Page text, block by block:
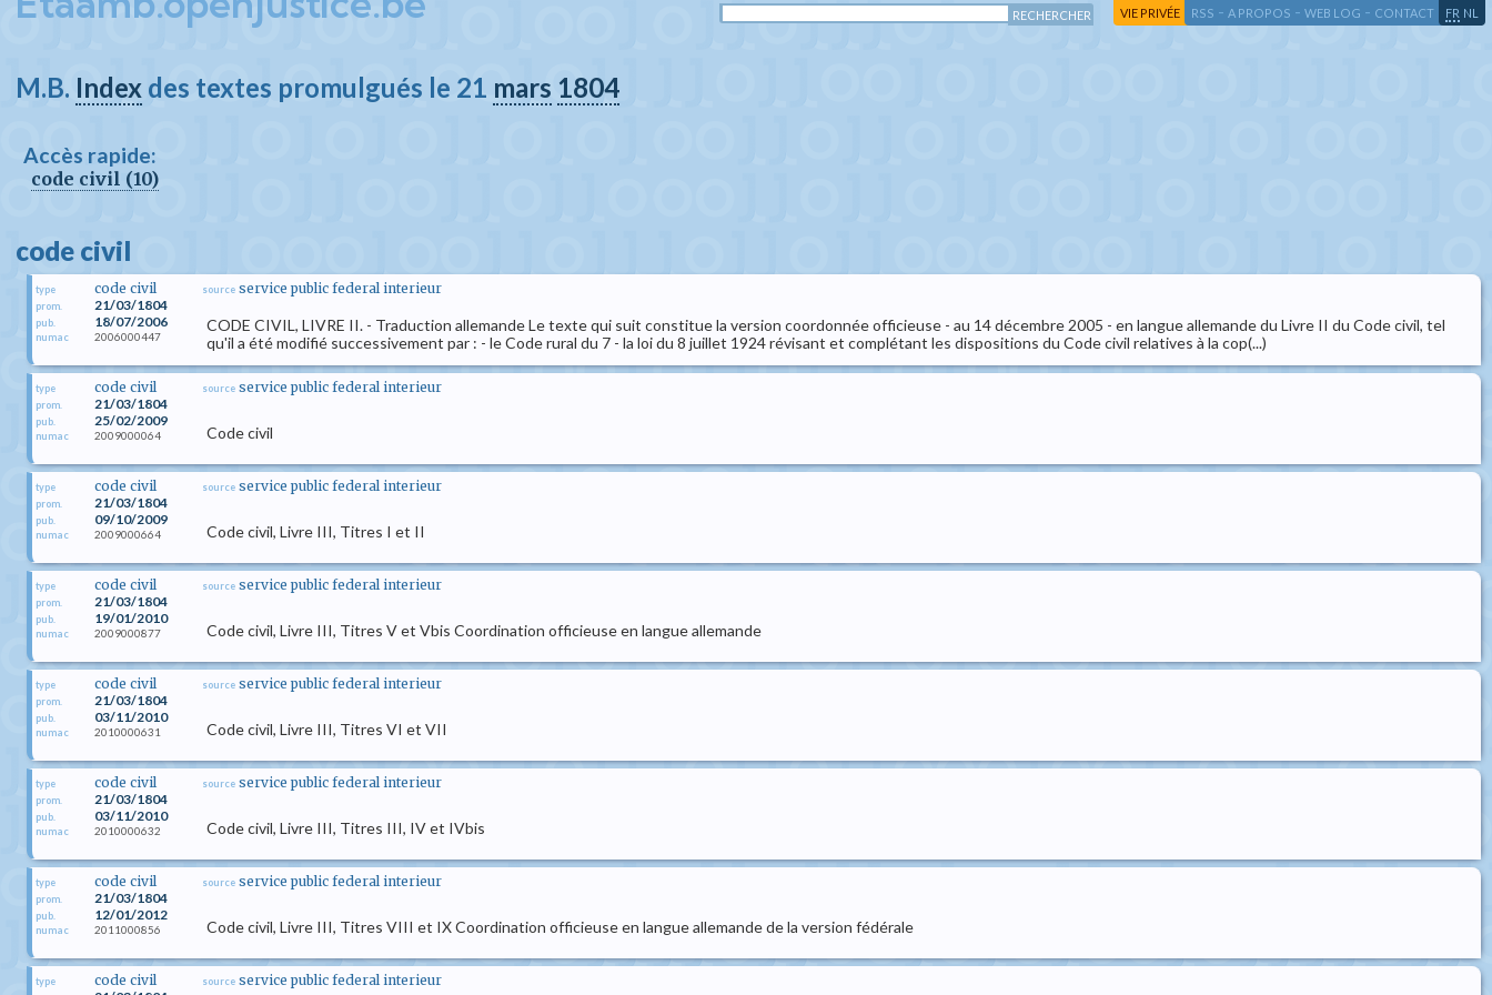
VIE PRIVÉE RSS - A PROPOS - WEB LOG - CONTACT FR NL
M.B. Index des textes promulgués le 21 mars 1804
Accès rapide:
code civil (10)
code civil
type code civil
prom. 21/03/1804
pub. 18/07/2006
numac 2006000447
source service public federal interieur
CODE CIVIL, LIVRE II. - Traduction allemande Le texte qui suit constitue la version coordonnée officieuse - au 14 décembre 2005 - en langue allemande du Livre II du Code civil, tel
qu'il a été modifié successivement par : - le Code rural du 7 - la loi du 8 juillet 1924 révisant et complétant les dispositions du Code civil relatives à la cop(...)
type code civil
prom. 21/03/1804
pub. 25/02/2009
numac 2009000064
source service public federal interieur
Code civil
type code civil
prom. 21/03/1804
pub. 09/10/2009
numac 2009000664
source service public federal interieur
Code civil, Livre III, Titres I et II
type code civil
prom. 21/03/1804
pub. 19/01/2010
numac 2009000877
source service public federal interieur
Code civil, Livre III, Titres V et Vbis Coordination officieuse en langue allemande
type code civil
prom. 21/03/1804
pub. 03/11/2010
numac 2010000631
source service public federal interieur
Code civil, Livre III, Titres VI et VII
type code civil
prom. 21/03/1804
pub. 03/11/2010
numac 2010000632
source service public federal interieur
Code civil, Livre III, Titres III, IV et IVbis
type code civil
prom. 21/03/1804
pub. 12/01/2012
numac 2011000856
source service public federal interieur
Code civil, Livre III, Titres VIII et IX Coordination officieuse en langue allemande de la version fédérale
type code civil source service public federal interieur